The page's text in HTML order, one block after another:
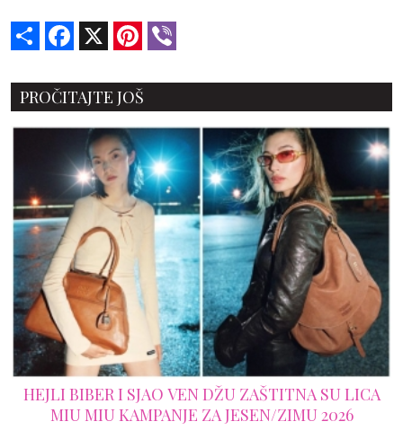
Share Facebook Pinterest
PROČITAJTE JOŠ
HEJLI BIBER I SJAO VEN DŽU ZAŠTITNA SU LICA
MIU MIU KAMPANJE ZA JESEN/ZIMU 2026